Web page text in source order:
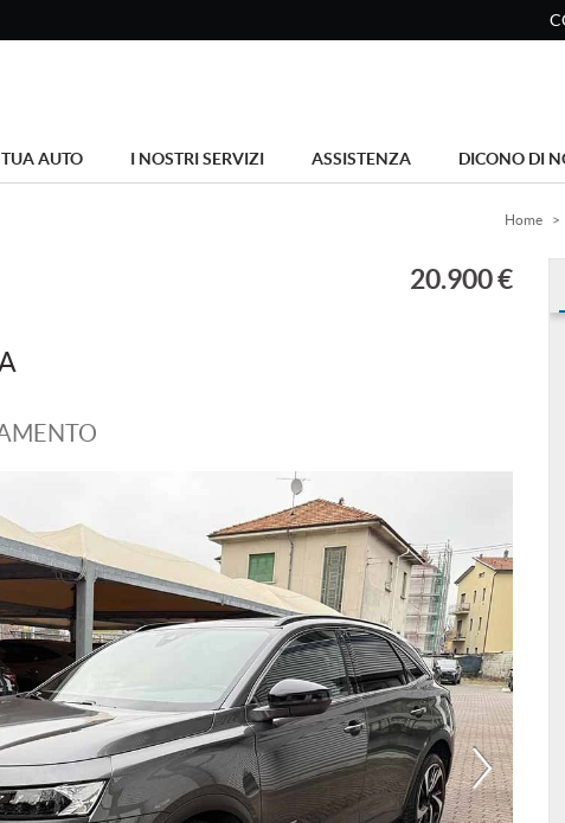
AUTO I NOSTRI SERVIZI ASSISTENZA DICONO DI
Home >
20.900 €